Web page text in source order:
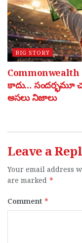
BIG STORY
Commonwealth
కాదు… సందర్భమూ
అసలు నిజాలు
Leave a
Your email address
are marked *
Comment *